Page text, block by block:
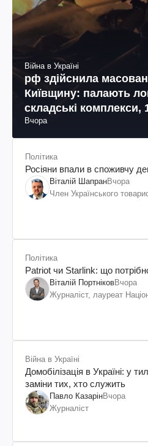
Війна в Україні
рф здійснила
Київщину: палають
складські комплекси,
поранених (фото,
Вчора
Політика
Росіяни впали в споживчу
Віталій ШапранВчора
Член Українського
Політика
Patriot чи Starlink: що
Віталій ПортніковВчора
Журналіст, лауреат
Війна в Україні
Домобілізація в Україні: у
заміни тих, хто служить
Павло КазарінВчора
Журналіст